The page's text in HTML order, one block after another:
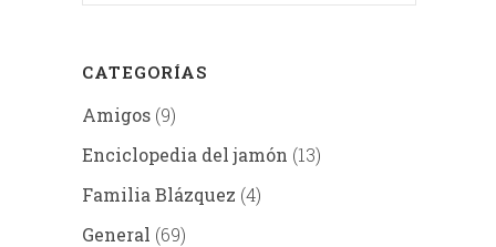
CATEGORÍAS
Amigos (9)
Enciclopedia del jamón (13)
Familia Blázquez (4)
General (69)